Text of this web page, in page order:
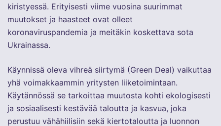
kiristyessä. Erityisesti viime vuosina suurimmat
muutokset ja haasteet ovat olleet
koronaviruspandemia ja meitäkin koskettava sota
Ukrainassa.
Käynnissä oleva vihreä siirtymä (Green Deal) vaikuttaa
yhä voimakkaammin yritysten liiketoimintaan.
Käytännössä se tarkoittaa muutosta kohti ekologisesti
ja sosiaalisesti kestävää taloutta ja kasvua, joka
perustuu vähähiilisiin sekä kiertotaloutta ja luonnon